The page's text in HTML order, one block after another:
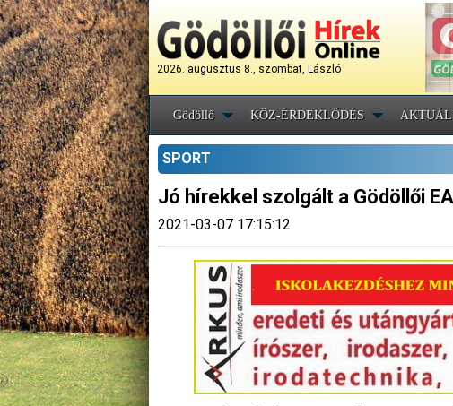
2026. augusztus 8., szombat, László
Gödöllő KÖZ-ÉRDEKLŐDÉS
SPORT
Jó hírekkel szolgált a Gödöllői
2021-03-07 17:15:12